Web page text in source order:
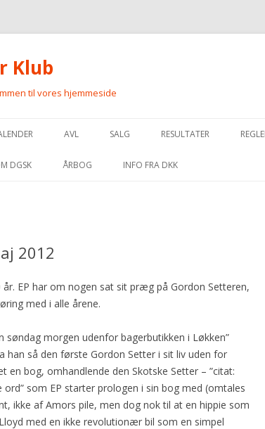
Klub
til vores hjemmeside
til
AVL
OPDRÆTTERE AF GORDON
STANDARD FOR GORDON SETTER
OPRINDELSE
DGSK’S OG DKK’S
AVLSANBEFALINGER
SALG
PLANLAGT PARRING
RESULTATER
MARKPRØVE
DGSK
HISTORIE
MÆRKEDAGE
NEKROLOGER
PRIVATLIVSPOLITIK
ÅRBOG INFO FRA DKK
2012
EP har om nogen sat sit præg på Gordon Setteren,
med i alle årene.
morgen udenfor bagerbutikken i Løkken”
han så den første Gordon Setter i sit liv uden for
en bog, omhandlende den Skotske Setter – ”citat:
som EP starter prologen i sin bog med (omtales
ikke af Amors pile, men dog nok til at en hippie som
med en ikke revolutionær bil som en simpel